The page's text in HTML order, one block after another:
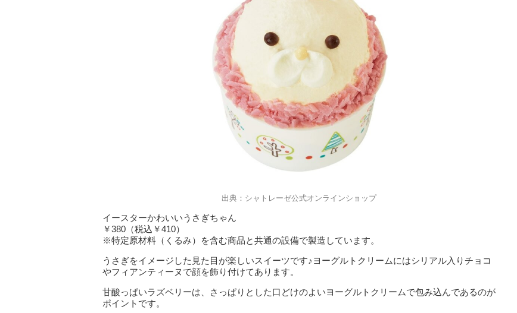
出典：シャトレーゼ公式オンラインショップ
イースターかわいいうさぎちゃん
￥380（税込￥410）
※特定原材料（くるみ）を含む商品と共通の設備で製造しています。
うさぎをイメージした見た目が楽しいスイーツです♪ヨーグルトクリームにはシリアル入りチョコ
やフィアンティーヌで顔を飾り付けてあります。
甘酸っぱいラズベリーは、さっぱりとした口どけのよいヨーグルトクリームで包み込んであるのが
ポイントです。